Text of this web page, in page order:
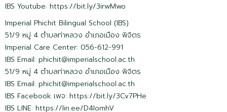
IBS Youtube: https://bit.ly/3irwMwo
Imperial Phichit Bilingual School (IBS)
51/9 หมู่ 4 ตำบลท่าหลวง อำเภอเมือง พิจิตร
Imperial Care Center: 056-612-991
IBS Email: phichit@imperialschool.ac.th
51/9 หมู่ 4 ตำบลท่าหลวง อำเภอเมือง พิจิตร
IBS Email: phichit@imperialschool.ac.th
IBS Facebook เพจ: https://bit.ly/3Cv7PHe
IBS LINE: https://lin.ee/D4IomhV